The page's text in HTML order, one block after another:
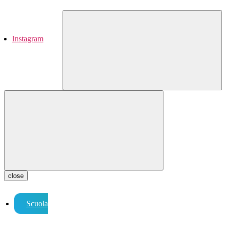
Instagram
close
Scuola